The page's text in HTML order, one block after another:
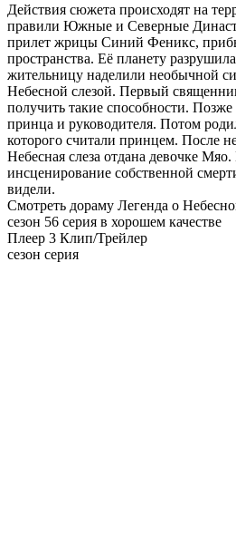
Действия сюжета происходят на
правили Южные и Северные
прилет жрицы Синий Феникс,
пространства. Её планету
жительницу наделили необычной
Небесной слезой. Первый
получить такие способности. Позже
принца и руководителя. Потом
которого считали принцем. После
Небесная слеза отдана девочке
инсценирование собственной
видели.
Смотреть дораму Легенда о
сезон 56 серия в хорошем качестве
Плеер 3 Клип/Трейлер
сезон серия